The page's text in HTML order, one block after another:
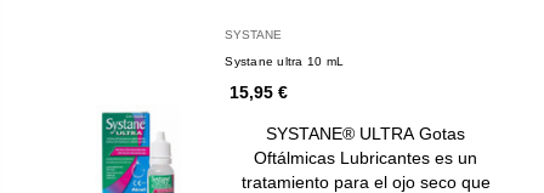
SYSTANE
Systane ultra 10 mL
15,95 €
SYSTANE® ULTRA Gotas
Oftálmicas Lubricantes es un
tratamiento para el ojo seco que